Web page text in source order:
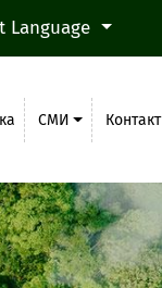
Language
СМИ Контакт